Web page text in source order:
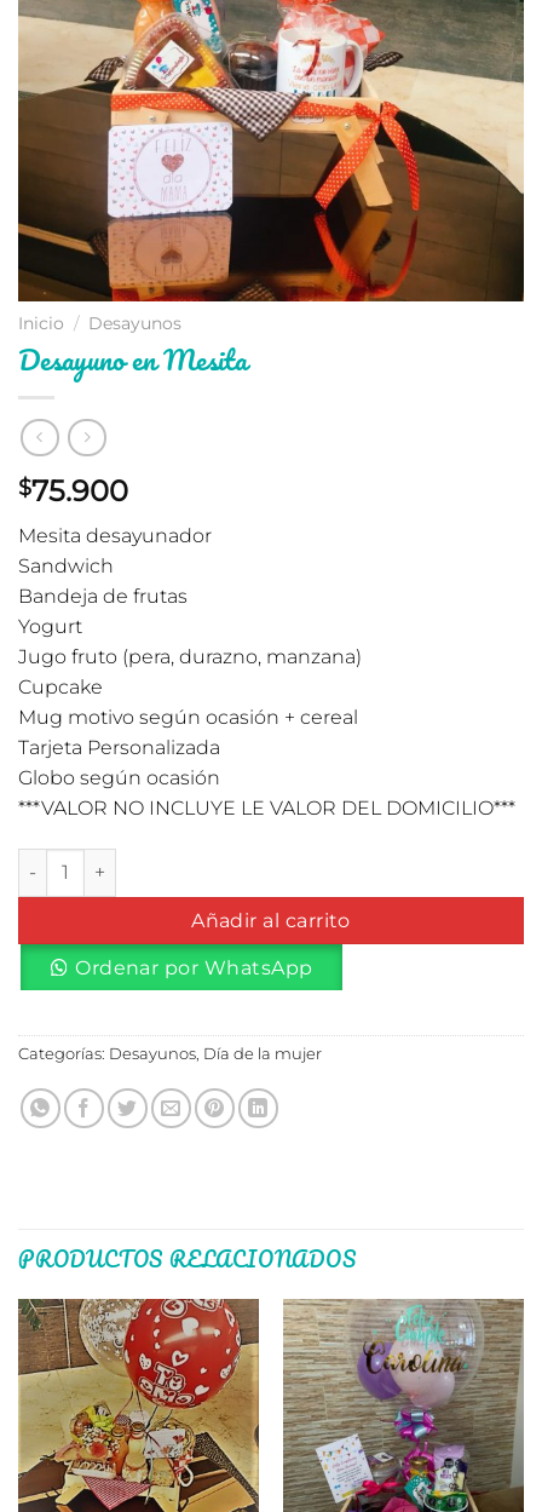
Inicio / Desayunos
Desayuno en Mesita
$75.900
Mesita desayunador
Sandwich
Bandeja de frutas
Yogurt
Jugo fruto (pera, durazno, manzana)
Cupcake
Mug motivo según ocasión + cereal
Tarjeta Personalizada
Globo según ocasión
***VALOR NO INCLUYE LE VALOR DEL DOMICILIO***
Desayuno en Mesita cantidad
Añadir al carrito
Ordenar por WhatsApp
Categorías: Desayunos Día de la mujer
PRODUCTOS RELACIONADOS